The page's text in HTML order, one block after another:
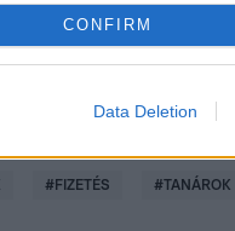
CONFIRM
Data Deletion
#FIZETÉS #TANÁROK